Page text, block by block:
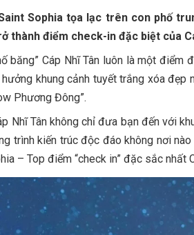
Sophia tọa lạc trên con phố
thành điểm check-in đặc biệt của
băng” Cáp Nhĩ Tân luôn là một
khung cảnh tuyết trắng xóa đẹp
Phương Đông”.
Nhĩ Tân không chỉ đưa bạn đến với
trình kiến trúc độc đáo không nơi
– Top điểm “check in” đặc sắc nhất